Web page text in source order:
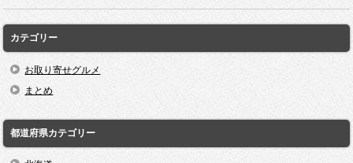
カテゴリー
お取り寄せグルメ
まとめ
都道府県カテゴリー